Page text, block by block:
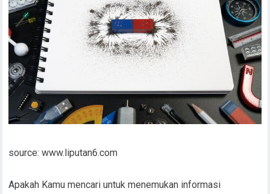
source: www.liputan6.com
Apakah Kamu mencari untuk menemukan informasi